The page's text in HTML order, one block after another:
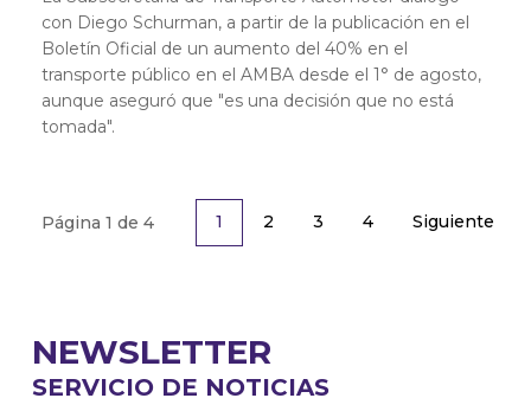
con Diego Schurman, a partir de la publicación en el
Boletín Oficial de un aumento del 40% en el
transporte público en el AMBA desde el 1° de agosto,
aunque aseguró que "es una decisión que no está
tomada".
1 2 3 4 Siguiente
Página 1 de 4
NEWSLETTER
SERVICIO DE NOTICIAS